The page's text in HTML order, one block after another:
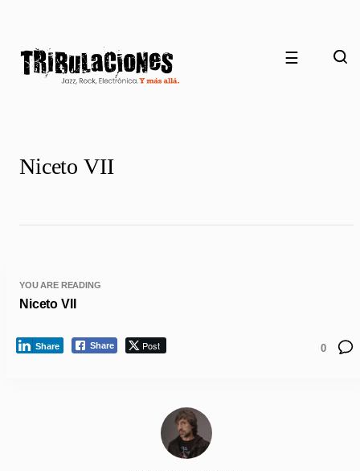
☰
Niceto VII
YOU ARE READING
Niceto VII
Share Post
Share 0